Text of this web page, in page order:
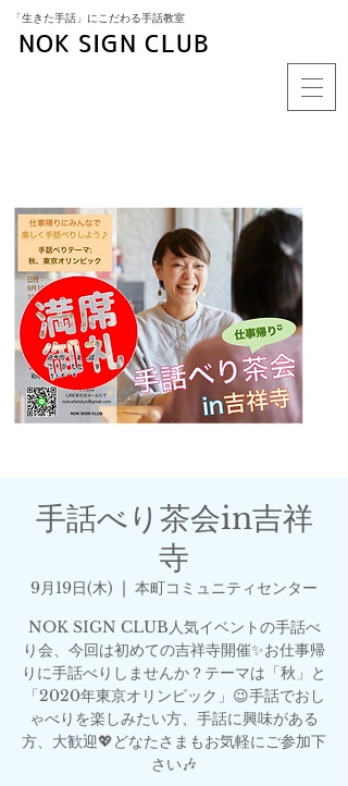
​「生きた手話」にこだわる手話教室
NOK SIGN CLUB
手話べり茶会in吉祥
寺
9月19日(木)
  |
本町コミュニティセンター
NOK SIGN CLUB人気イベントの手話べ
り会、今回は初めての吉祥寺開催✨お仕事帰
りに手話べりしませんか？テーマは「秋」と
「2020年東京オリンピック」😉手話でおし
ゃべりを楽しみたい方、手話に興味がある
方、大歓迎💖どなたさまもお気軽にご参加下
さい🎶